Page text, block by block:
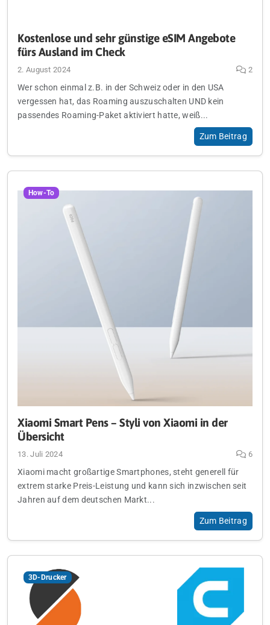
Kostenlose und sehr günstige eSIM Angebote
fürs Ausland im Check
2. August 2024 2
Wer schon einmal z.B. in der Schweiz oder in den USA
vergessen hat, das Roaming auszuschalten UND kein
passendes Roaming-Paket aktiviert hatte, weiß...
Zum Beitrag
How-To
Xiaomi Smart Pens – Styli von Xiaomi in der
Übersicht
13. Juli 2024 6
Xiaomi macht großartige Smartphones, steht generell für
extrem starke Preis-Leistung und kann sich inzwischen seit
Jahren auf dem deutschen Markt...
Zum Beitrag
3D-Drucker